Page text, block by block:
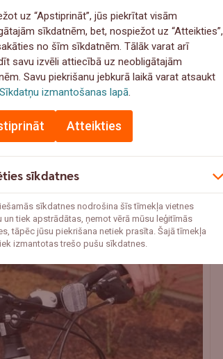
uz “Apstiprināt”, jūs piekrītat visām
sīkdatnēm, bet, nospiežot uz “Atteikties”,
no šīm sīkdatnēm. Tālāk varat arī
savu izvēli attiecībā uz neobligātajām
Savu piekrišanu jebkurā laikā varat atsaukt
Sīkdatņu izmantošanas lapā
Atteikties
sīkdatnes
sīkdatnes nodrošina šīs tīmekļa vietnes
un tiek apstrādātas, ņemot vērā mūsu leģitīmās
tāpēc jūsu piekrišana netiek prasīta. Šajā tīmekļa
izmantotas trešo pušu sīkdatnes.